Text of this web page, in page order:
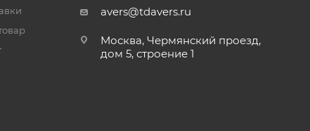
avers@tdavers.ru
Москва, Чермянский проезд,
дом 5, строение 1